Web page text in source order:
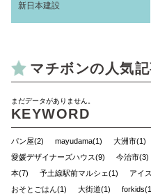
新日本建設
マチボンの人気
まだデータがありません。
KEYWORD
パン屋(2) mayudama(1) 大洲市(1)
愛媛デザイナーズハウス(9)
今治市(3)
本(7)
予土線駅前マルシェ(1) アイ
おそとごはん(1)
大街道(1)